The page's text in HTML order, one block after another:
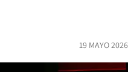
19 MAYO 2026